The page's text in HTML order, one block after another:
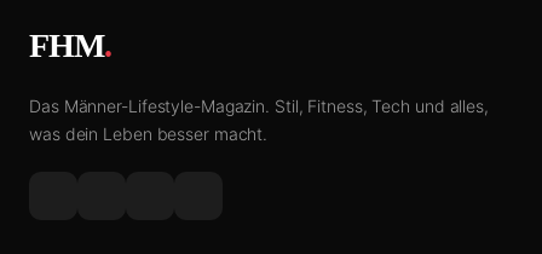
FHM.
Das Männer-Lifestyle-Magazin. Stil, Fitness, Tech und alles,
was dein Leben besser macht.